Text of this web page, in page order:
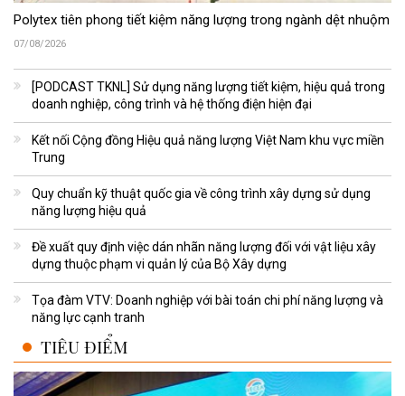
Polytex tiên phong tiết kiệm năng lượng trong ngành dệt nhuộm
07/08/2026
[PODCAST TKNL] Sử dụng năng lượng tiết kiệm, hiệu quả trong
doanh nghiệp, công trình và hệ thống điện hiện đại
Kết nối Cộng đồng Hiệu quả năng lượng Việt Nam khu vực miền
Trung
Quy chuẩn kỹ thuật quốc gia về công trình xây dựng sử dụng
năng lượng hiệu quả
Đề xuất quy định việc dán nhãn năng lượng đối với vật liệu xây
dựng thuộc phạm vi quản lý của Bộ Xây dựng
Tọa đàm VTV: Doanh nghiệp với bài toán chi phí năng lượng và
năng lực cạnh tranh
TIÊU ĐIỂM